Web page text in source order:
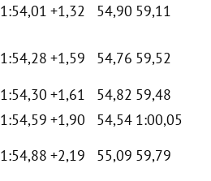
1:54,01 +1,32 54,90 59,11
1:54,28 +1,59 54,76 59,52
1:54,30 +1,61 54,82 59,48
1:54,59 +1,90 54,54 1:00,05
1:54,88 +2,19 55,09 59,79